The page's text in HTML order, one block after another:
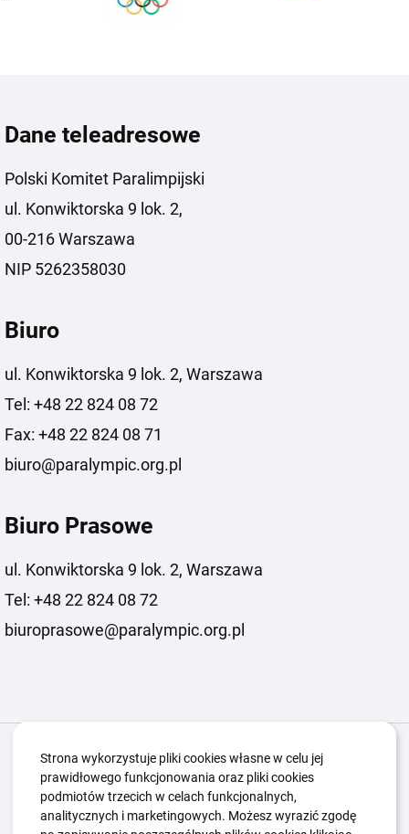
Dane teleadresowe
Polski Komitet Paralimpijski
ul. Konwiktorska 9 lok. 2,
00-216 Warszawa
NIP 5262358030
Biuro
ul. Konwiktorska 9 lok. 2, Warszawa
Tel: +48 22 824 08 72
Fax: +48 22 824 08 71
biuro@paralympic.org.pl
Biuro Prasowe
ul. Konwiktorska 9 lok. 2, Warszawa
Tel: +48 22 824 08 72
biuroprasowe@paralympic.org.pl
Igrzyska Paralimpijskie O nas
Kwalifikacje ZSK
Kluby Aktualności
Edukacja
Guttmanny Kontakt
Strona wykorzystuje pliki cookies własne w celu jej
prawidłowego funkcjonowania oraz pliki cookies
podmiotów trzecich w celach funkcjonalnych,
analitycznych i marketingowych. Możesz wyrazić zgodę